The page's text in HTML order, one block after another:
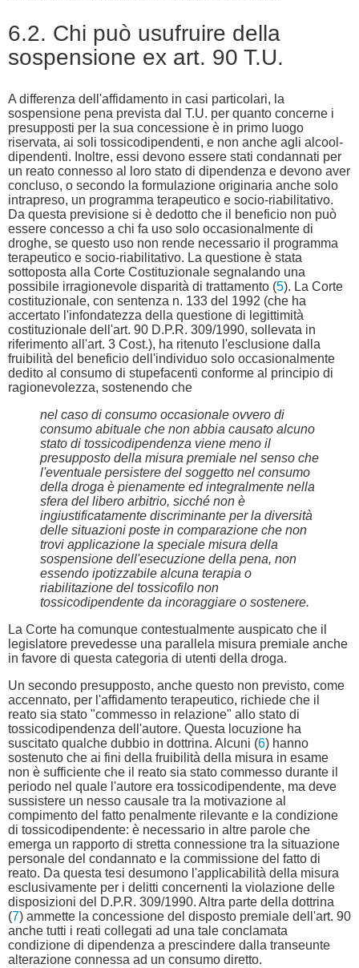
6.2. Chi può usufruire della
sospensione ex art. 90 T.U.
A differenza dell'affidamento in casi particolari, la
sospensione pena prevista dal T.U. per quanto concerne i
presupposti per la sua concessione è in primo luogo
riservata, ai soli tossicodipendenti, e non anche agli alcool-
dipendenti. Inoltre, essi devono essere stati condannati per
un reato connesso al loro stato di dipendenza e devono aver
concluso, o secondo la formulazione originaria anche solo
intrapreso, un programma terapeutico e socio-riabilitativo.
Da questa previsione si è dedotto che il beneficio non può
essere concesso a chi fa uso solo occasionalmente di
droghe, se questo uso non rende necessario il programma
terapeutico e socio-riabilitativo. La questione è stata
sottoposta alla Corte Costituzionale segnalando una
possibile irragionevole disparità di trattamento (5). La Corte
costituzionale, con sentenza n. 133 del 1992 (che ha
accertato l'infondatezza della questione di legittimità
costituzionale dell'art. 90 D.P.R. 309/1990, sollevata in
riferimento all'art. 3 Cost.), ha ritenuto l'esclusione dalla
fruibilità del beneficio dell'individuo solo occasionalmente
dedito al consumo di stupefacenti conforme al principio di
ragionevolezza, sostenendo che
nel caso di consumo occasionale ovvero di
consumo abituale che non abbia causato alcuno
stato di tossicodipendenza viene meno il
presupposto della misura premiale nel senso che
l'eventuale persistere del soggetto nel consumo
della droga è pienamente ed integralmente nella
sfera del libero arbitrio, sicché non è
ingiustificatamente discriminante per la diversità
delle situazioni poste in comparazione che non
trovi applicazione la speciale misura della
sospensione dell'esecuzione della pena, non
essendo ipotizzabile alcuna terapia o
riabilitazione del tossicofilo non
tossicodipendente da incoraggiare o sostenere.
La Corte ha comunque contestualmente auspicato che il
legislatore prevedesse una parallela misura premiale anche
in favore di questa categoria di utenti della droga.
Un secondo presupposto, anche questo non previsto, come
accennato, per l'affidamento terapeutico, richiede che il
reato sia stato "commesso in relazione" allo stato di
tossicodipendenza dell'autore. Questa locuzione ha
suscitato qualche dubbio in dottrina. Alcuni (6) hanno
sostenuto che ai fini della fruibilità della misura in esame
non è sufficiente che il reato sia stato commesso durante il
periodo nel quale l'autore era tossicodipendente, ma deve
sussistere un nesso causale tra la motivazione al
compimento del fatto penalmente rilevante e la condizione
di tossicodipendente: è necessario in altre parole che
emerga un rapporto di stretta connessione tra la situazione
personale del condannato e la commissione del fatto di
reato. Da questa tesi desumono l'applicabilità della misura
esclusivamente per i delitti concernenti la violazione delle
disposizioni del D.P.R. 309/1990. Altra parte della dottrina
(7) ammette la concessione del disposto premiale dell'art. 90
anche tutti i reati collegati ad una tale conclamata
condizione di dipendenza a prescindere dalla transeunte
alterazione connessa ad un consumo diretto.